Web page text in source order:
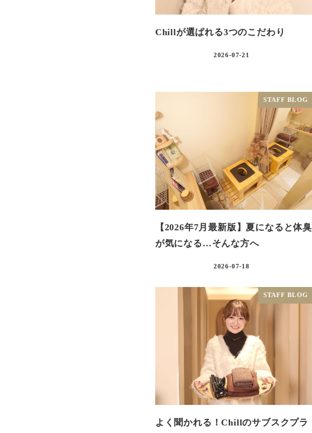
Chillが選ばれる3つのこだわり
2026-07-21
STAFF BLOG
【2026年7月最新版】夏になると体臭
が気になる…そんな方へ
2026-07-18
STAFF BLOG
よく聞かれる！Chillのサブスクプラ